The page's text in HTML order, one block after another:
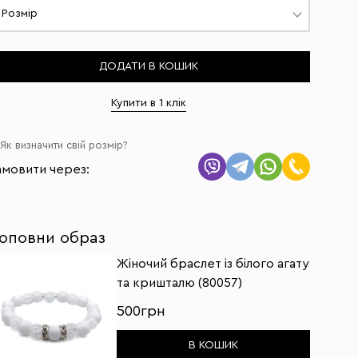
Розмір
ДОДАТИ В КОШИК
Купити в 1 клік
Як визначити свій розмір?
через:
образ
Жіночий браслет із білого агату
та кришталю (80057)
500грн
В КОШИК